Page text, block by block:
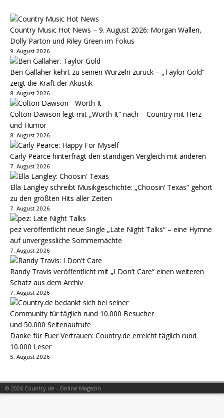
Country Music Hot News – 9. August 2026: Morgan Wallen,
Dolly Parton und Riley Green im Fokus
9. August 2026
Ben Gallaher kehrt zu seinen Wurzeln zurück – „Taylor Gold“
zeigt die Kraft der Akustik
8. August 2026
Colton Dawson legt mit „Worth It“ nach – Country mit Herz
und Humor
8. August 2026
Carly Pearce hinterfragt den ständigen Vergleich mit anderen
7. August 2026
Ella Langley schreibt Musikgeschichte: „Choosin‘ Texas“ gehört
zu den größten Hits aller Zeiten
7. August 2026
pez veröffentlicht neue Single „Late Night Talks“ – eine Hymne
auf unvergessliche Sommernächte
7. August 2026
Randy Travis veröffentlicht mit „I Don’t Care“ einen weiteren
Schatz aus dem Archiv
7. August 2026
Danke für Euer Vertrauen: Country.de erreicht täglich rund
10.000 Leser
5. August 2026
© 2026 Country.de - Online Magazin